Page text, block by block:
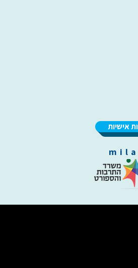
אישיות